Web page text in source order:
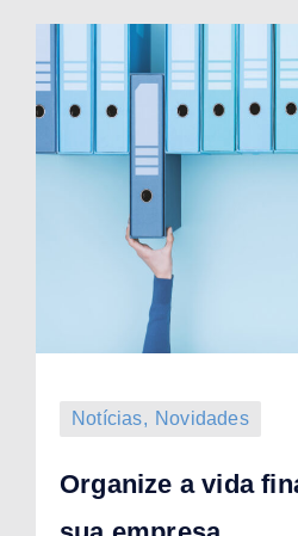
Notícias, Novidades
Organize a vida